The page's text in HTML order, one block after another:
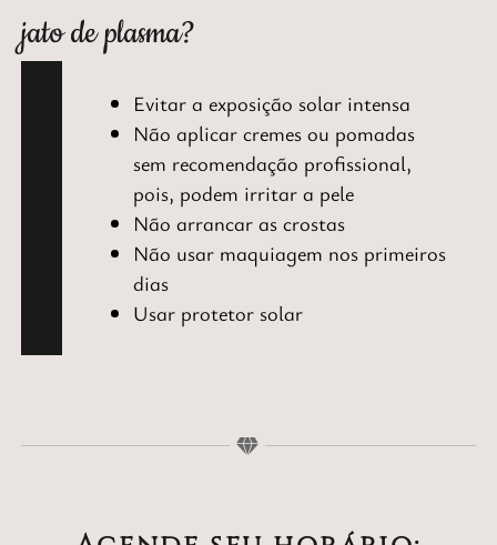
jato de plasma?
Evitar a exposição solar intensa
Não aplicar cremes ou pomadas
sem recomendação profissional,
pois, podem irritar a pele
Não arrancar as crostas
Não usar maquiagem nos primeiros
dias
Usar protetor solar